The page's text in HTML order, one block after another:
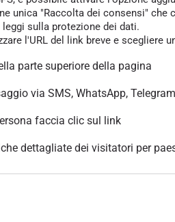
unica "Raccolta dei consensi"
sulla protezione dei dati.
l'URL del link breve e scegliere
parte superiore della pagina
via SMS, WhatsApp,
faccia clic sul link
dettagliate dei visitatori per